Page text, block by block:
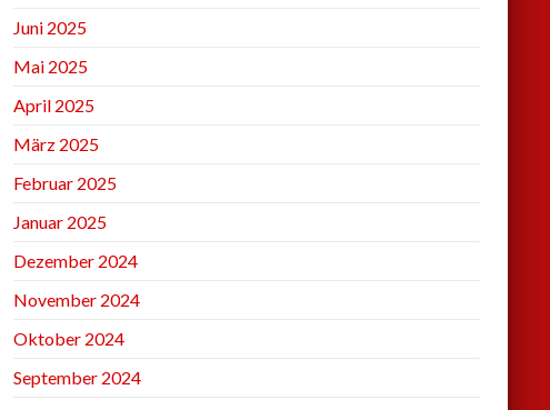
Juni 2025
Mai 2025
April 2025
März 2025
Februar 2025
Januar 2025
Dezember 2024
November 2024
Oktober 2024
September 2024